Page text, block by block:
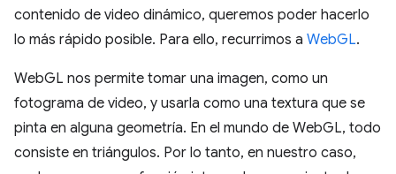
contenido de video dinámico, queremos poder hacerlo
lo más rápido posible. Para ello, recurrimos a WebGL.
WebGL nos permite tomar una imagen, como un
fotograma de video, y usarla como una textura que se
pinta en alguna geometría. En el mundo de WebGL, todo
consiste en triángulos. Por lo tanto, en nuestro caso,